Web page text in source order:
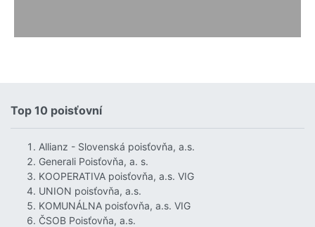
Top 10 poisťovní
Allianz - Slovenská poisťovňa, a.s.
Generali Poisťovňa, a. s.
KOOPERATIVA poisťovňa, a.s. VIG
UNION poisťovňa, a.s.
KOMUNÁLNA poisťovňa, a.s. VIG
ČSOB Poisťovňa, a.s.